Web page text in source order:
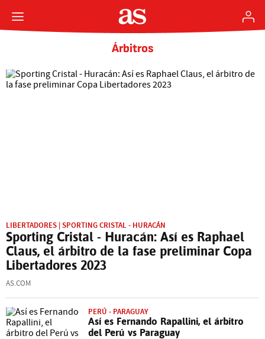
Árbitros
LIBERTADORES | SPORTING CRISTAL - HURACÁN
Sporting Cristal - Huracán: Así es Raphael
Claus, el árbitro de la fase preliminar Copa
Libertadores 2023
AS.COM
PERÚ - PARAGUAY
Así es Fernando Rapallini, el árbitro
del Perú vs Paraguay